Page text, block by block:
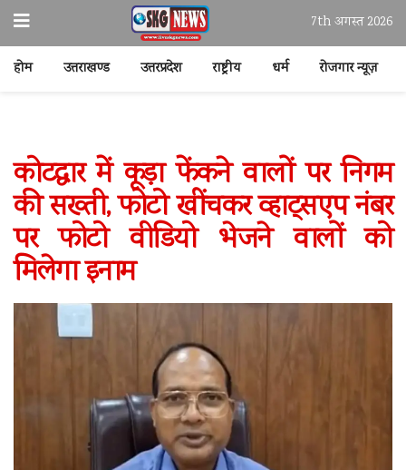
7th अगस्त 2026
होम उत्तराखण्ड उत्तरप्रदेश राष्ट्रीय धर्म रोजगार न्यूज़
कोटद्वार में कूड़ा फेंकने वालों पर निगम
की सख्ती, फोटो खींचकर व्हाट्सएप नंबर
पर फोटो वीडियो भेजने वालों को
मिलेगा इनाम